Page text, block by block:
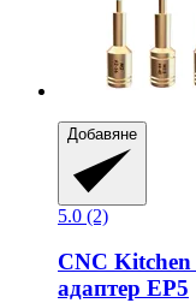
Добавяне
5.0 (2)
CNC Kitchen
адаптер EP5